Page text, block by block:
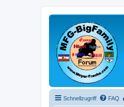
Schnellzugriff FAQ